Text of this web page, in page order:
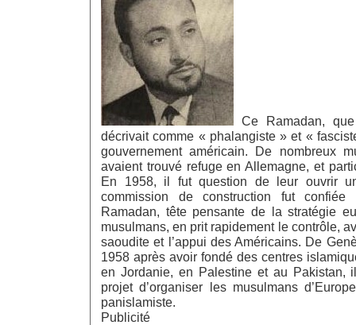
Ce Ramadan,
décrivait comme « phalangiste » et «
gouvernement américain. De nombreux
avaient trouvé refuge en Allemagne, et
En 1958, il fut question de leur ouvrir
commission de construction fut
Ramadan, tête pensante de la stratégie
musulmans, en prit rapidement le contrôle,
saoudite et l’appui des Américains. De
1958 après avoir fondé des centres
en Jordanie, en Palestine et au Pakistan,
projet d’organiser les musulmans
panislamiste.
Publicité